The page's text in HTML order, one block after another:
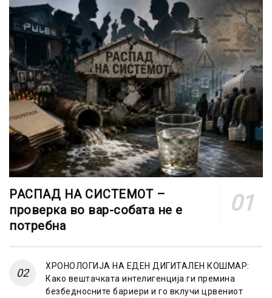
РАСПАД НА СИСТЕМОТ –
проверка во вар-собата не е
потребна
ХРОНОЛОГИЈА НА ЕДЕН ДИГИТАЛЕН КОШМАР:
Како вештачката интелигенција ги премина
безбедносните бариери и го вклучи црвениот